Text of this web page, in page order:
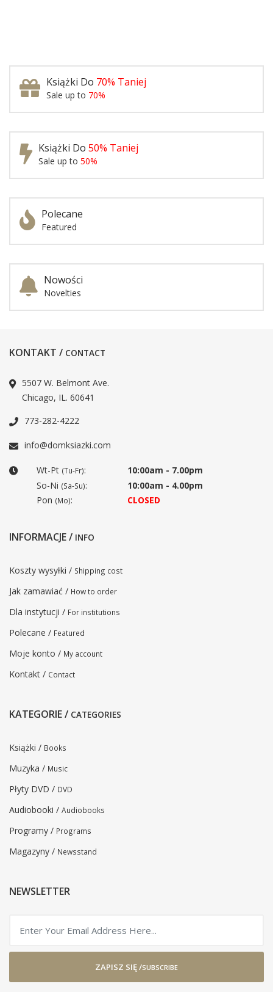
Książki Do 70% Taniej
Sale up to 70%
Książki Do 50% Taniej
Sale up to 50%
Polecane
Featured
Nowości
Novelties
KONTAKT / CONTACT
5507 W. Belmont Ave.
Chicago, IL. 60641
773-282-4222
info@domksiazki.com
Wt-Pt (Tu-Fr):
10:00am - 7.00pm
So-Ni (Sa-Su):
10:00am - 4.00pm
Pon (Mo): CLOSED
INFORMACJE / INFO
Koszty wysyłki / Shipping cost
Jak zamawiać / How to order
Dla instytucji / For institutions
Polecane / Featured
Moje konto / My account
Kontakt / Contact
KATEGORIE / CATEGORIES
Książki / Books
Muzyka / Music
Płyty DVD / DVD
Audiobooki / Audiobooks
Programy / Programs
Magazyny / Newsstand
NEWSLETTER
ZAPISZ SIĘ /SUBSCRIBE